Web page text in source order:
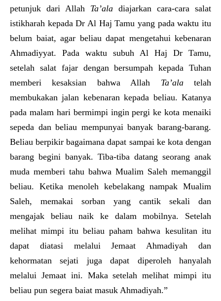
petunjuk dari Allah Ta’ala diajarkan cara-cara salat
istikharah kepada Dr Al Haj Tamu yang pada waktu itu
belum baiat, agar beliau dapat mengetahui kebenaran
Ahmadiyyat. Pada waktu subuh Al Haj Dr Tamu,
setelah salat fajar dengan bersumpah kepada Tuhan
memberi kesaksian bahwa Allah Ta’alatelah
membukakan jalan kebenaran kepada beliau. Katanya
pada malam hari bermimpi ingin pergi ke kota menaiki
sepeda dan beliau mempunyai banyak barang-barang.
Beliau berpikir bagaimana dapat sampai ke kota dengan
barang begini banyak. Tiba-tiba datang seorang anak
muda memberi tahu bahwa Mualim Saleh memanggil
beliau. Ketika menoleh kebelakang nampak Mualim
Saleh, memakai sorban yang cantik sekali dan
mengajak beliau naik ke dalam mobilnya. Setelah
melihat mimpi itu beliau paham bahwa kesulitan itu
dapat diatasi melalui Jemaat Ahmadiyah dan
kehormatan sejati juga dapat diperoleh hanyalah
melalui Jemaat ini. Maka setelah melihat mimpi itu
beliau pun segera baiat masuk Ahmadiyah.”